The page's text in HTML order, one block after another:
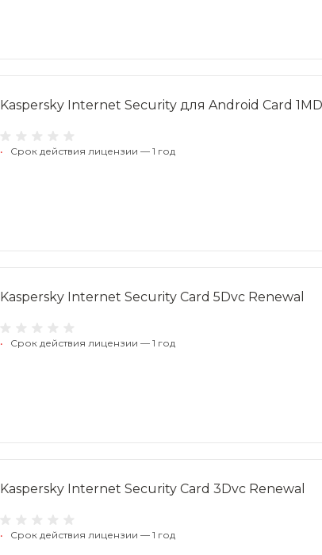
Kaspersky Internet Security для Android Card
• Срок действия лицензии — 1 год
Kaspersky Internet Security Card 5Dvc Renewal
• Срок действия лицензии — 1 год
Kaspersky Internet Security Card 3Dvc Renewal
• Срок действия лицензии — 1 год